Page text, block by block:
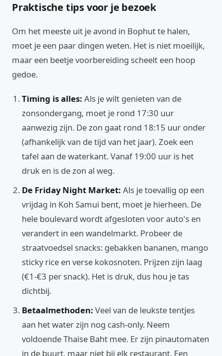
Praktische tips voor je bezoek
Om het meeste uit je avond in Bophut te halen,
moet je een paar dingen weten. Het is niet moeilijk,
maar een beetje voorbereiding scheelt een hoop
gedoe.
Timing is alles: Als je wilt genieten van de
zonsondergang, moet je rond 17:30 uur
aanwezig zijn. De zon gaat rond 18:15 uur onder
(afhankelijk van de tijd van het jaar). Zoek een
tafel aan de waterkant. Vanaf 19:00 uur is het
druk en is de zon al weg.
De Friday Night Market: Als je toevallig op een
vrijdag in Koh Samui bent, moet je hierheen. De
hele boulevard wordt afgesloten voor auto's en
verandert in een wandelmarkt. Probeer de
straatvoedsel snacks: gebakken bananen, mango
sticky rice en verse kokosnoten. Prijzen zijn laag
(€1-€3 per snack). Het is druk, dus hou je tas
dichtbij.
Betaalmethoden: Veel van de leukste tentjes
aan het water zijn nog cash-only. Neem
voldoende Thaise Baht mee. Er zijn pinautomaten
in de buurt, maar niet bij elk restaurant. Een